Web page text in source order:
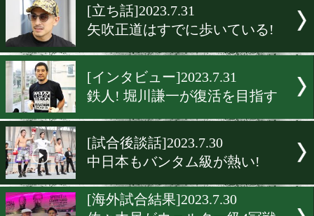
[WBO-APランキング
[立ち話]2023.7.31
矢吹正道はすでに歩いてい
[インタビュー]2023.7.31
鉄人! 堀川謙一が復活を目